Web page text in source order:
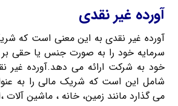
آورده غیر نقدی
آورده غیر نقدی به این معنی است که
سرمایه خود را به صورت جنس یا حقی
خود به شرکت ارائه می دهد.آورده
شامل این است که شریک مالی را به
می گذارد مانند زمین، خانه ، ماشین آلات